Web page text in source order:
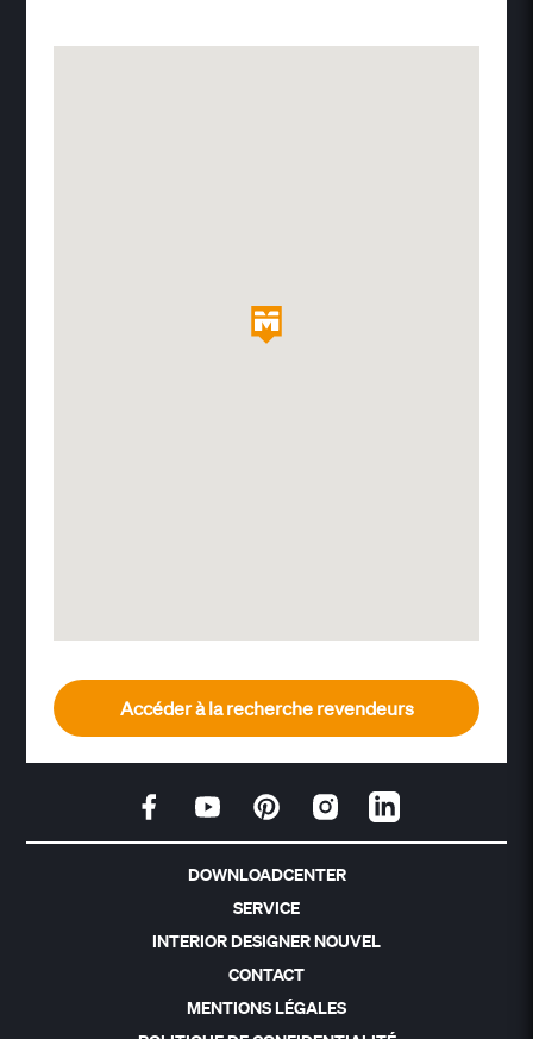
Accéder à la recherche revendeurs
DOWNLOADCENTER
SERVICE
INTERIOR DESIGNER NOUVEL
CONTACT
MENTIONS LÉGALES